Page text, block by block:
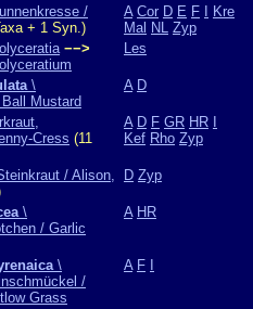
/
+ 1 Syn.)
A Cor D E F
Kre
Mal NL Zyp
−−>
Les
\
Mustard
A D
Cress (11
A D F GR HR
Kef Rho Zyp
/ Alison,
D Zyp
\
/ Garlic
A HR
\
/
Grass
A F